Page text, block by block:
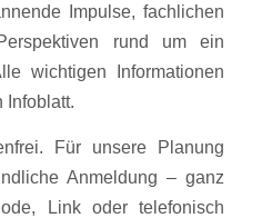
Impulse, fachlichen
rund um ein
wichtigen Informationen
Infoblatt.
Für unsere Planung
Anmeldung – ganz
Link oder telefonisch